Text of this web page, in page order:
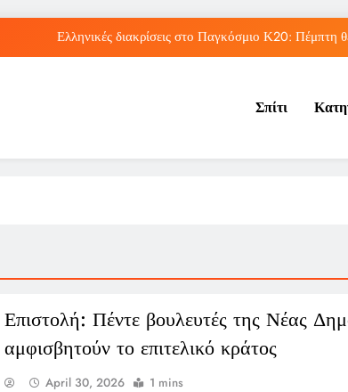
Ελληνικές διακρίσεις στο Παγκόσμιο Κ20: Πέμπτη
Η UEFA πλήρωσε εξαψήφιο ποσό σε
Ελληνικές διακρίσεις στο Παγκόσμιο Κ20:
Τορόντο:
Σπίτι
Επιστολή: Πέντε βουλευτές της Νέας
αμφισβητούν το επιτελικό κράτος
April 30, 2026 1 mins